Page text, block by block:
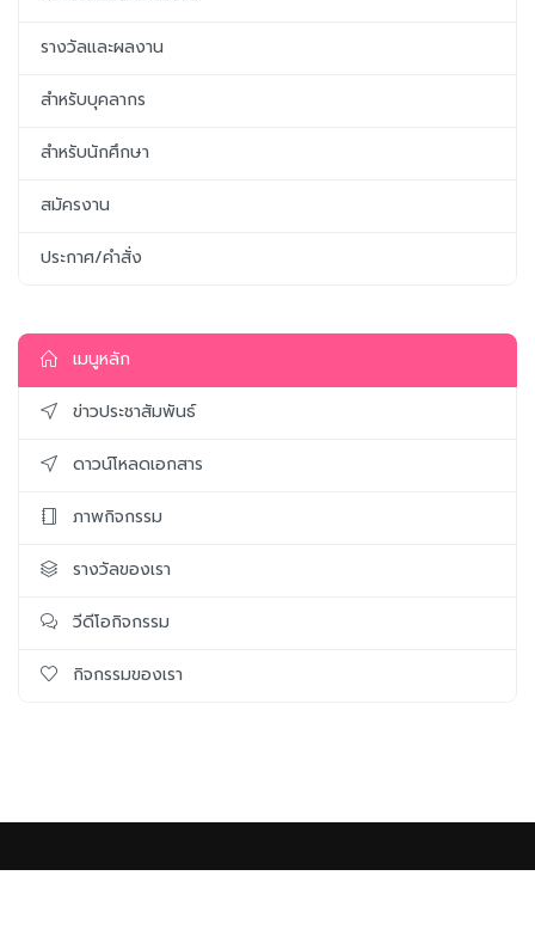
รางวัลและผลงาน
สำหรับบุคลากร
สำหรับนักศึกษา
สมัครงาน
ประกาศ/คำสั่ง
เมนูหลัก
ข่าวประชาสัมพันธ์
ดาวน์โหลดเอกสาร
ภาพกิจกรรม
รางวัลของเรา
วีดีโอกิจกรรม
กิจกรรมของเรา